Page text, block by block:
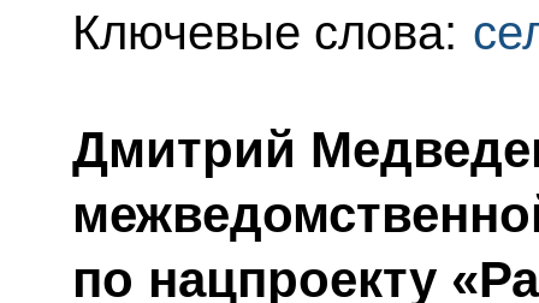
Ключевые слова:
Дмитрий
по нацпроекту